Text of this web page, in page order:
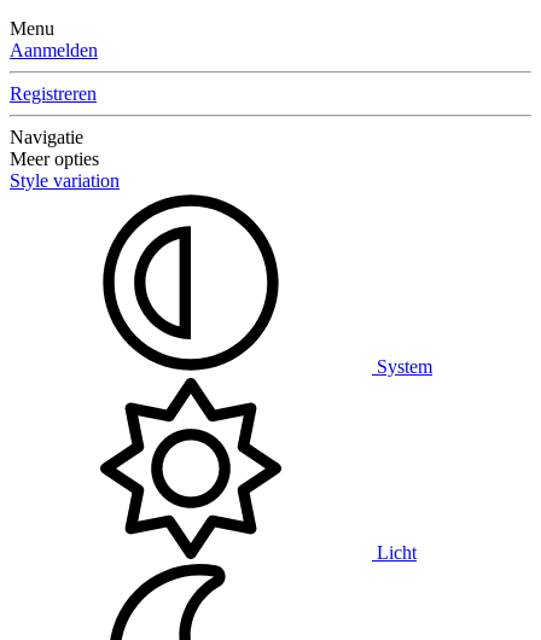
Menu
Aanmelden
Registreren
Navigatie
Meer opties
Style variation
System
Licht